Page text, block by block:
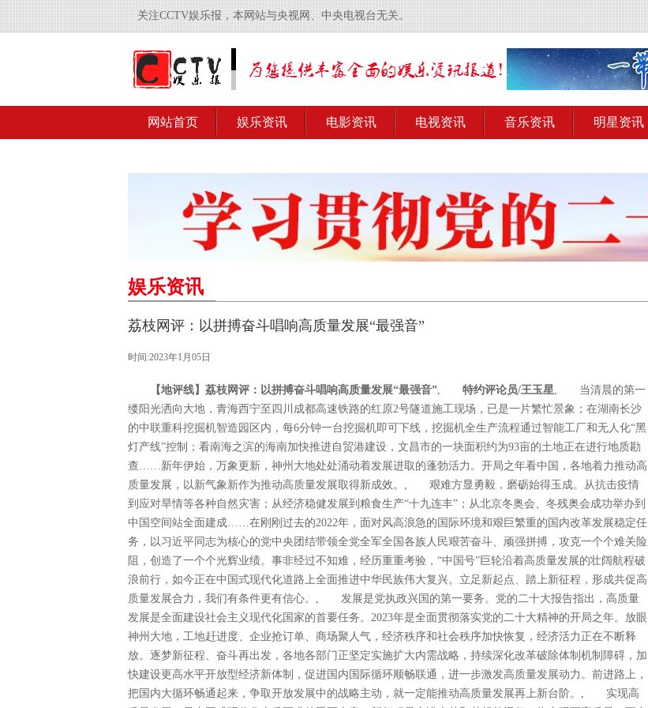
关注CCTV娱乐报，本网站与央视网、中央电视台无关。
网站首页 娱乐资讯 电影资讯 电视资讯 音乐资讯 明星资讯
娱乐资讯
荔枝网评：以拼搏奋斗唱响高质量发展“最强音”
时间:2023年1月05日
【地评线】荔枝网评：以拼搏奋斗唱响高质量发展“最强音”, 特约评论员/王玉星, 当清晨的第一
缕阳光洒向大地，青海西宁至四川成都高速铁路的红原2号隧道施工现场，已是一片繁忙景象；在湖南长沙
的中联重科挖掘机智造园区内，每6分钟一台挖掘机即可下线，挖掘机全生产流程通过智能工厂和无人化“黑
灯产线”控制；看南海之滨的海南加快推进自贸港建设，文昌市的一块面积约为93亩的土地正在进行地质勘
查……新年伊始，万象更新，神州大地处处涌动着发展进取的蓬勃活力。开局之年看中国，各地着力推动高
质量发展，以新气象新作为推动高质量发展取得新成效。, 艰难方显勇毅，磨砺始得玉成。从抗击疫情
到应对旱情等各种自然灾害；从经济稳健发展到粮食生产“十九连丰”；从北京冬奥会、冬残奥会成功举办到
中国空间站全面建成……在刚刚过去的2022年，面对风高浪急的国际环境和艰巨繁重的国内改革发展稳定任
务，以习近平同志为核心的党中央团结带领全党全军全国各族人民艰苦奋斗、顽强拼搏，攻克一个个难关险
阻，创造了一个个光辉业绩。事非经过不知难，经历重重考验，“中国号”巨轮沿着高质量发展的壮阔航程破
浪前行，如今正在中国式现代化道路上全面推进中华民族伟大复兴。立足新起点、踏上新征程，形成共促高
质量发展合力，我们有条件更有信心。, 发展是党执政兴国的第一要务。党的二十大报告指出，高质量
发展是全面建设社会主义现代化国家的首要任务。2023年是全面贯彻落实党的二十大精神的开局之年。放眼
神州大地，工地赶进度、企业抢订单、商场聚人气，经济秩序和社会秩序加快恢复，经济活力正在不断释
放。逐梦新征程、奋斗再出发，各地各部门正坚定实施扩大内需战略，持续深化改革破除体制机制障碍，加
快建设更高水平开放型经济新体制，促进国内国际循环顺畅联通，进一步激发高质量发展动力。前进路上，
把国内大循环畅通起来，争取开放发展中的战略主动，就一定能推动高质量发展再上新台阶。, 实现高